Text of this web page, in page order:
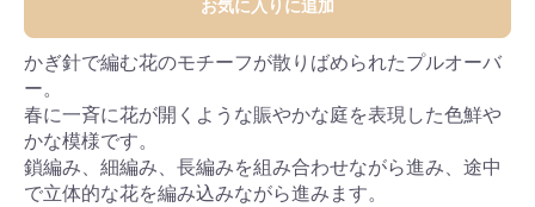
お気に入りに追加
かぎ針で編む花のモチーフが散りばめられたプルオーバ
ー。
春に一斉に花が開くような賑やかな庭を表現した色鮮や
かな模様です。
鎖編み、細編み、長編みを組み合わせながら進み、途中
で立体的な花を編み込みながら進みます。